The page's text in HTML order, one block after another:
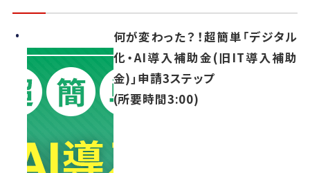
何が変わった？！超簡単「デジタル
化・AI導入補助金(旧IT導入補助
金)」申請3ステップ
(所要時間3:00)